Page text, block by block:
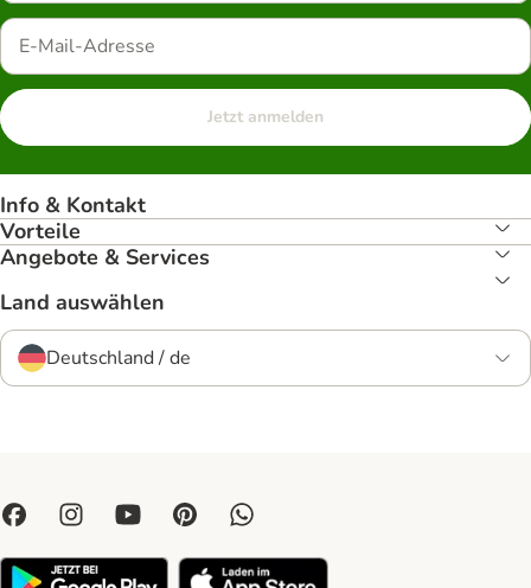
Jetzt anmelden
Info & Kontakt
Vorteile
Angebote & Services
Land auswählen
Deutschland / de